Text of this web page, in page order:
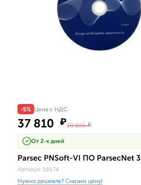
-5% Цена с НДС
37 810 ₽39 800₽
От 2-х дней
Parsec PNSoft-VI ПО ParsecNet 3
Артикул: 16574
Нужно дешевле? Снизим цену!